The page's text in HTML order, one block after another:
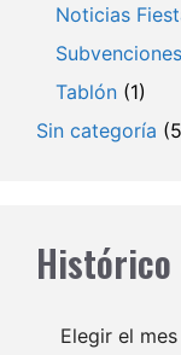
Noticias
Tablón (1)
Sin categoría